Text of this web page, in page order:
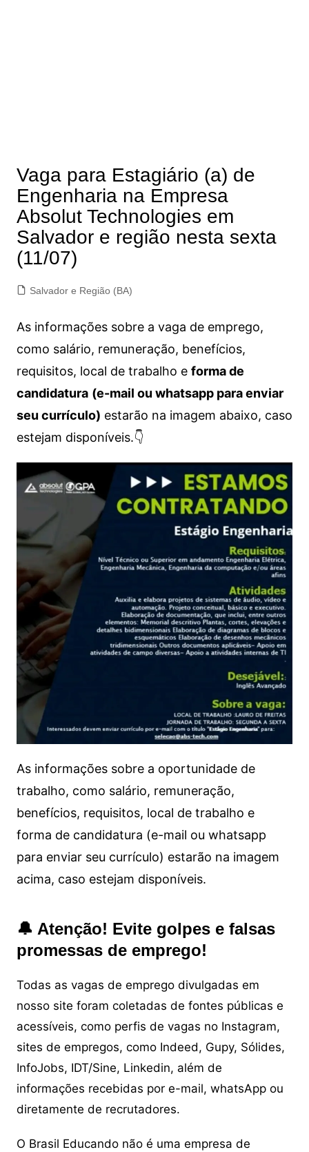
Vaga para Estagiário (a) de
Engenharia na Empresa
Absolut Technologies em
Salvador e região nesta sexta
(11/07)
Salvador e Região (BA)
As informações sobre a vaga de emprego,
como salário, remuneração, benefícios,
requisitos, local de trabalho e forma de
candidatura (e-mail ou whatsapp para enviar
seu currículo) estarão na imagem abaixo, caso
estejam disponíveis.👇
As informações sobre a oportunidade de
trabalho, como salário, remuneração,
benefícios, requisitos, local de trabalho e
forma de candidatura (e-mail ou whatsapp
para enviar seu currículo) estarão na imagem
acima, caso estejam disponíveis.
🔔 Atenção! Evite golpes e falsas
promessas de emprego!
Todas as vagas de emprego divulgadas em
nosso site foram coletadas de fontes públicas e
acessíveis, como perfis de vagas no Instagram,
sites de empregos, como Indeed, Gupy, Sólides,
InfoJobs, IDT/Sine, Linkedin, além de
informações recebidas por e-mail, whatsApp ou
diretamente de recrutadores.
O Brasil Educando não é uma empresa de